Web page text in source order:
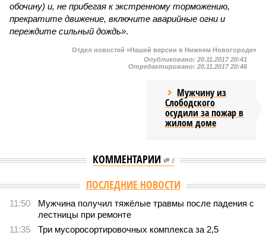
обочину) и, не прибегая к экстренному торможению,
прекратите движение, включите аварийные огни и
переждите сильный дождь».
Отдел новостей «Нашей версии в Нижнем Новогороде»
Опубликовано: 20.11.2017 20:41
Отредактировано: 20.11.2017 20:46
Мужчину из
Слободского
осудили за пожар в
жилом доме
КОММЕНТАРИИ 0
ПОСЛЕДНИЕ НОВОСТИ
11:50
Мужчина получил тяжёлые травмы после падения с
лестницы при ремонте
11:35
Три мусоросортировочных комплекса за 2,5